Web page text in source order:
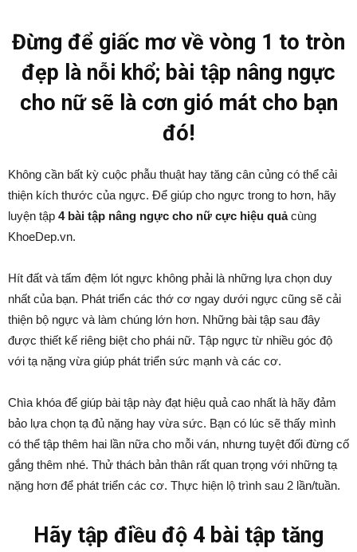
Đừng để giấc mơ về vòng 1 to tròn
đẹp là nỗi khổ; bài tập nâng ngực
cho nữ sẽ là cơn gió mát cho bạn
đó!
Không cần bất kỳ cuộc phẫu thuật hay tăng cân củng có thể cải
thiện kích thước của ngực. Để giúp cho ngực trong to hơn, hãy
luyện tập 4 bài tập nâng ngực cho nữ cực hiệu quảcùng
KhoeDep.vn.
Hít đất và tấm đệm lót ngực không phải là những lựa chọn duy
nhất của bạn. Phát triển các thớ cơ ngay dưới ngực cũng sẽ cải
thiện bộ ngực và làm chúng lớn hơn. Những bài tập sau đây
được thiết kế riêng biệt cho phái nữ. Tập ngực từ nhiều góc độ
với tạ nặng vừa giúp phát triển sức mạnh và các cơ.
Chìa khóa để giúp bài tập này đạt hiệu quả cao nhất là hãy đảm
bảo lựa chọn tạ đủ nặng hay vừa sức. Bạn có lúc sẽ thấy mình
có thể tập thêm hai lần nữa cho mỗi ván, nhưng tuyệt đối đừng cố
gắng thêm nhé. Thử thách bản thân rất quan trọng với những tạ
nặng hơn để phát triển các cơ. Thực hiện lộ trình sau 2 lần/tuần.
Hãy tập điều độ 4 bài tập tăng